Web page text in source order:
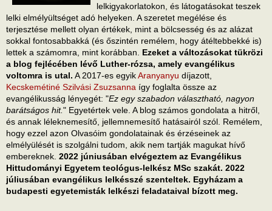
lelkigyakorlatokon, és látogatásokat teszek
lelki elmélyültséget adó helyeken. A szeretet megélése és
terjesztése mellett olyan értékek, mint a bölcsesség és az alázat
sokkal fontosabbakká (és őszintén remélem, hogy átéltebbekké is)
lettek a számomra, mint korábban. Ezeket a változásokat tükrözi
a blog fejlécében lévő Luther-rózsa, amely evangélikus
voltomra is utal. A 2017-es egyikAranyanyu díjazott,
Kecskemétiné Szilvási Zsuzsanna így foglalta össze az
evangélikusság lényegét: "Ez egy szabadon választható, nagyon
barátságos hit." Egyetértek vele. A blog számos gondolata a hitről,
és annak léleknemesítő, jellemnemesítő hatásairól szól. Remélem,
hogy ezzel azon Olvasóim gondolatainak és érzéseinek az
elmélyülését is szolgálni tudom, akik nem tartják magukat hívő
embereknek. 2022 júniusában elvégeztem az Evangélikus
Hittudományi Egyetem teológus-lelkész MSc szakát. 2022
júliusában evangélikus lelkésszé szenteltek. Egyházam a
budapesti egyetemisták lelkészi feladataival bízott meg.